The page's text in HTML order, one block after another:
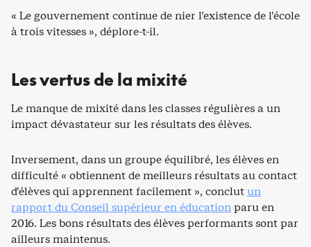
« Le gouvernement continue de nier l’existence de l’école
à trois vitesses », déplore-t-il.
Les vertus de la mixité
Le manque de mixité dans les classes régulières a un
impact dévastateur sur les résultats des élèves.
Inversement, dans un groupe équilibré, les élèves en
difficulté « obtiennent de meilleurs résultats au contact
d’élèves qui apprennent facilement », conclutun
rapport du Conseil supérieur en éducationparu en
2016. Les bons résultats des élèves performants sont par
ailleurs maintenus.